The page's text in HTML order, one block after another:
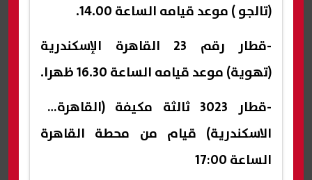
(تالجو ) موعد قيامه الساعة 14.00.
-قطار رقم 23 القاهرة الإسكندرية
(تهوية) موعد قيامه الساعة 16.30 ظهرا.
-قطار 3023 ثالثة مكيفة (القاهرة /
الاسكندرية) قيام من محطة القاهرة
الساعة 17:00